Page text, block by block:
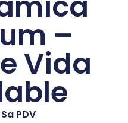
–
Vida
Sa PDV